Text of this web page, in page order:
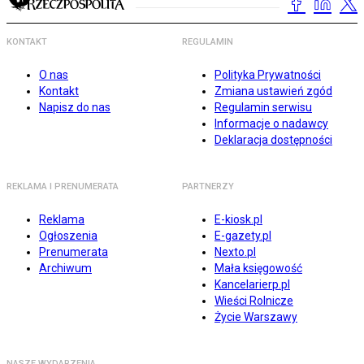
KONTAKT
O nas
Kontakt
Napisz do nas
REGULAMIN
Polityka Prywatności
Zmiana ustawień zgód
Regulamin serwisu
Informacje o nadawcy
Deklaracja dostępności
REKLAMA I PRENUMERATA
Reklama
Ogłoszenia
Prenumerata
Archiwum
PARTNERZY
E-kiosk.pl
E-gazety.pl
Nexto.pl
Mała księgowość
Kancelarierp.pl
Wieści Rolnicze
Życie Warszawy